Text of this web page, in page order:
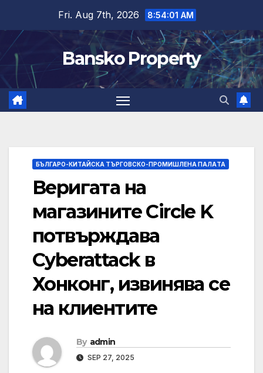
content
Fri. Aug 7th, 2026 8:54:02 AM
Bansko Property
БЪЛГАРО-КИТАЙСКА ТЪРГОВСКО-ПРОМИШЛЕНА ПАЛAТА
Веригата на
магазините Circle K
потвърждава
Cyberattack в
Хонконг, извинява се
на клиентите
By admin
SEP 27, 2025